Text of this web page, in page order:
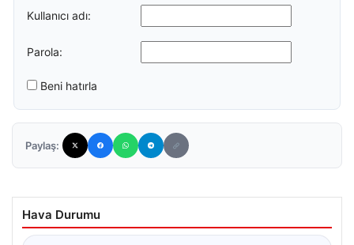
Kullanıcı adı:
Parola:
Beni hatırla
Paylaş:
Hava Durumu